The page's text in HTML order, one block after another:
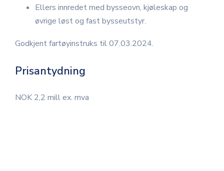
Ellers innredet med bysseovn, kjøleskap og
øvrige løst og fast bysseutstyr.
Godkjent fartøyinstruks til 07.03.2024.
Prisantydning
NOK 2,2 mill ex. mva